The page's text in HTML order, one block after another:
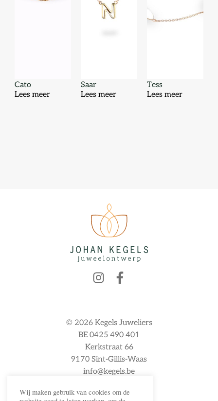
Cato
Lees meer
Saar
Lees meer
Tess
Lees meer
© 2026 Kegels Juweliers
BE 0425 490 401
Kerkstraat 66
9170 Sint-Gillis-Waas
info@kegels.be
Wij maken gebruik van cookies om de